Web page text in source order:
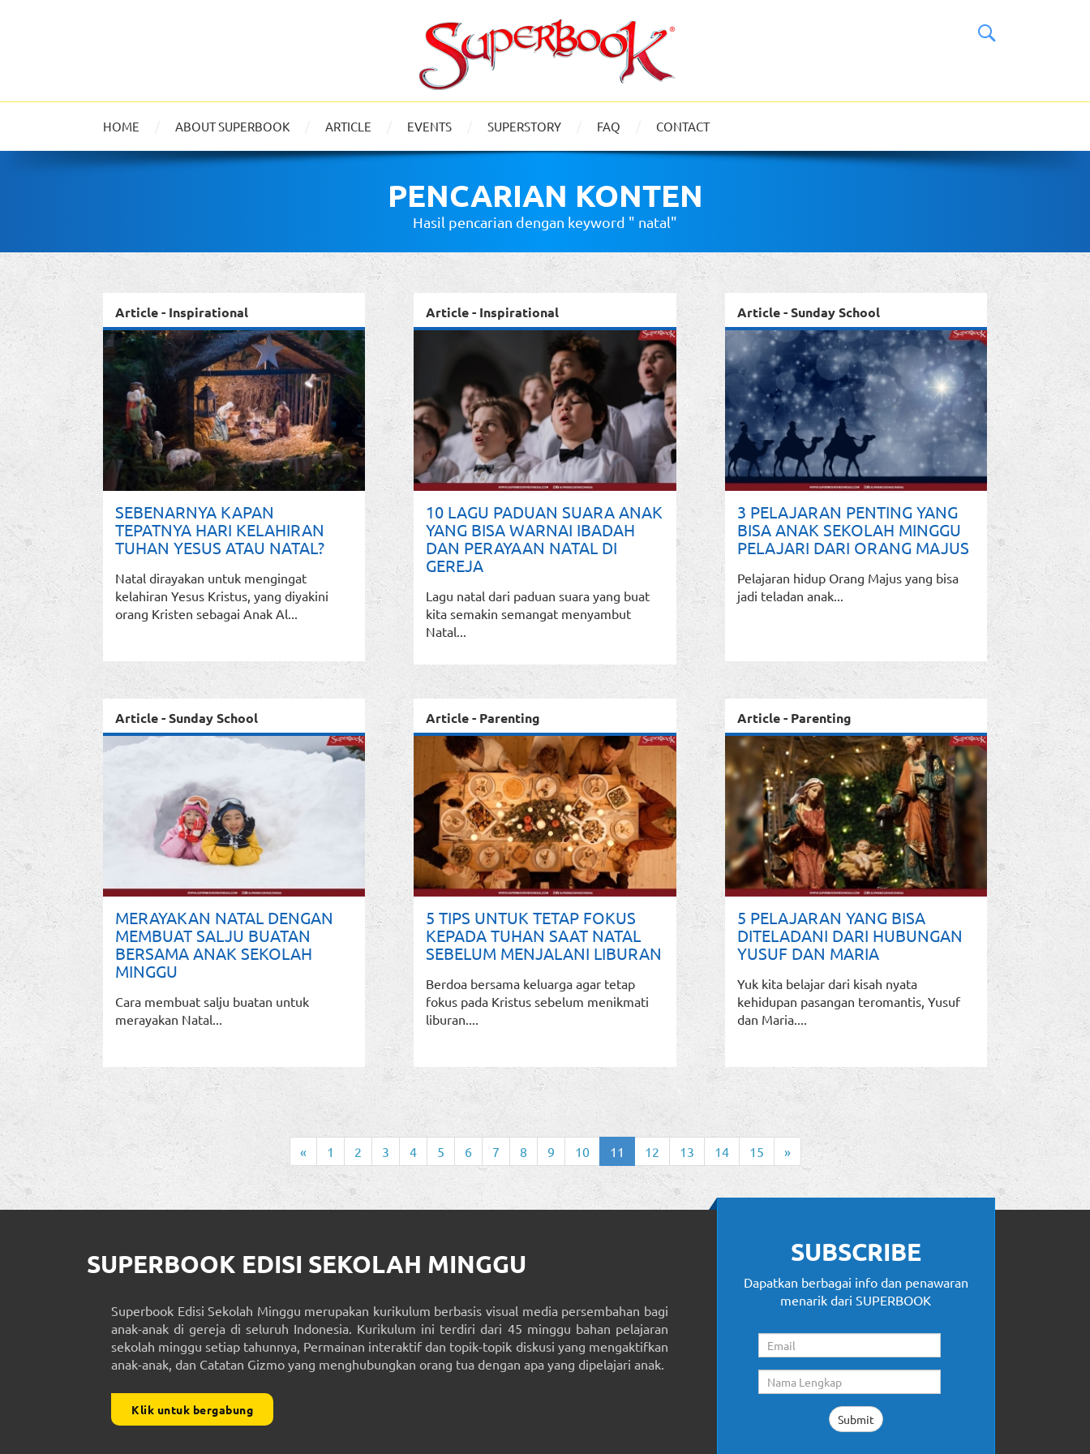
HOME ABOUT SUPERBOOK ARTICLE EVENTS SUPERSTORY FAQ CONTACT
PENCARIAN KONTEN
Hasil pencarian dengan keyword " natal"
Article - Inspirational
SEBENARNYA KAPAN
TEPATNYA HARI KELAHIRAN
TUHAN YESUS ATAU NATAL?
Natal dirayakan untuk mengingat
kelahiran Yesus Kristus, yang diyakini
orang Kristen sebagai Anak Al...
Article - Inspirational
10 LAGU PADUAN SUARA ANAK
YANG BISA WARNAI IBADAH
DAN PERAYAAN NATAL DI
GEREJA
Lagu natal dari paduan suara yang buat
kita semakin semangat menyambut
Natal...
Article - Sunday School
3 PELAJARAN PENTING YANG
BISA ANAK SEKOLAH MINGGU
PELAJARI DARI ORANG MAJUS
Pelajaran hidup Orang Majus yang bisa
jadi teladan anak...
Article - Sunday School
MERAYAKAN NATAL DENGAN
MEMBUAT SALJU BUATAN
BERSAMA ANAK SEKOLAH
MINGGU
Cara membuat salju buatan untuk
merayakan Natal...
Article - Parenting
5 TIPS UNTUK TETAP FOKUS
KEPADA TUHAN SAAT NATAL
SEBELUM MENJALANI LIBURAN
Berdoa bersama keluarga agar tetap
fokus pada Kristus sebelum menikmati
liburan....
Article - Parenting
5 PELAJARAN YANG BISA
DITELADANI DARI HUBUNGAN
YUSUF DAN MARIA
Yuk kita belajar dari kisah nyata
kehidupan pasangan teromantis, Yusuf
dan Maria....
« 1 2 3 4 5 6 7 8 9 10 11 12 13 14 15 »
SUPERBOOK EDISI SEKOLAH MINGGU
Superbook Edisi Sekolah Minggu merupakan kurikulum berbasis visual media persembahan bagi
anak-anak di gereja di seluruh Indonesia. Kurikulum ini terdiri dari 45 minggu bahan pelajaran
sekolah minggu setiap tahunnya, Permainan interaktif dan topik-topik diskusi yang mengaktifkan
anak-anak, dan Catatan Gizmo yang menghubungkan orang tua dengan apa yang dipelajari anak.
Klik untuk bergabung
SUBSCRIBE
Dapatkan berbagai info dan penawaran
menarik dari SUPERBOOK